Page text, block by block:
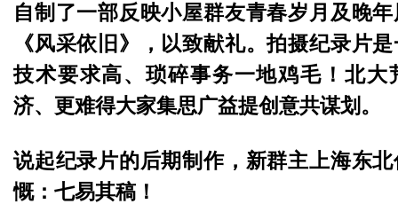
自制了一部反映小屋群友青春岁月及晚
《风采依旧》，以致献礼。拍摄纪录片
技术要求高、琐碎事务一地鸡毛！北大
济、更难得大家集思广益提创意共谋划。
说起纪录片的后期制作，新群主上海东
慨：七易其稿！